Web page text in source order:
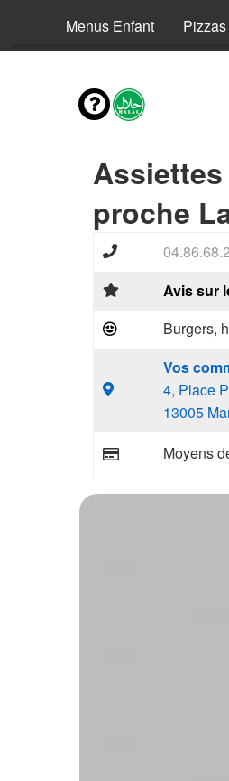
Menus Enfant Pizzas
proche
Avis sur
Burgers,
Vos
4, Place
13005
Moyens